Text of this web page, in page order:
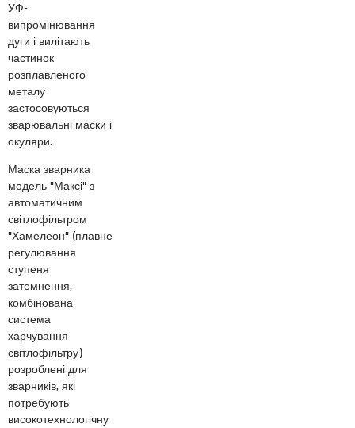
УФ-
випромінювання
дуги і вилітають
частинок
розплавленого
металу
застосовуються
зварювальні маски і
окуляри.
Маска зварника
модель "Максі" з
автоматичним
світлофільтром
"Хамелеон" (плавне
регулювання
ступеня
затемнення,
комбінована
система
харчування
світлофільтру)
розроблені для
зварників, які
потребують
високотехнологічну